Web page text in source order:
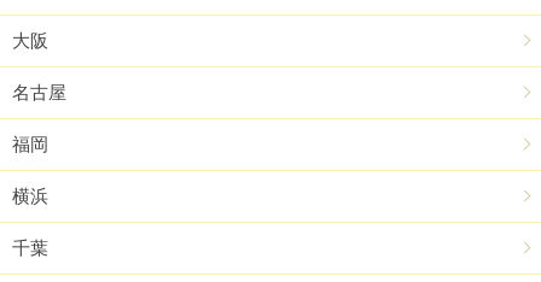
大阪
名古屋
福岡
横浜
千葉